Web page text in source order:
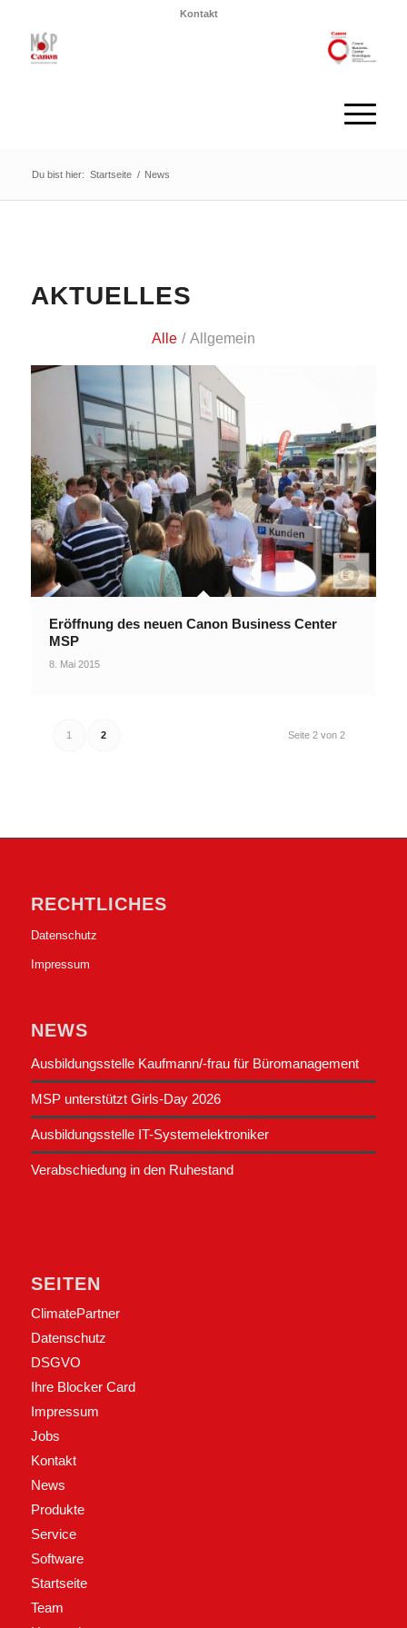
Kontakt
Du bist hier: Startseite / News
AKTUELLES
Alle / Allgemein
Eröffnung des neuen Canon Business Center
MSP
8. Mai 2015
Seite 2 von 2
1 2
RECHTLICHES
Datenschutz
Impressum
NEWS
Ausbildungsstelle Kaufmann/-frau für Büromanagement
MSP unterstützt Girls-Day 2026
Ausbildungsstelle IT-Systemelektroniker
Verabschiedung in den Ruhestand
SEITEN
ClimatePartner
Datenschutz
DSGVO
Ihre Blocker Card
Impressum
Jobs
Kontakt
News
Produkte
Service
Software
Startseite
Team